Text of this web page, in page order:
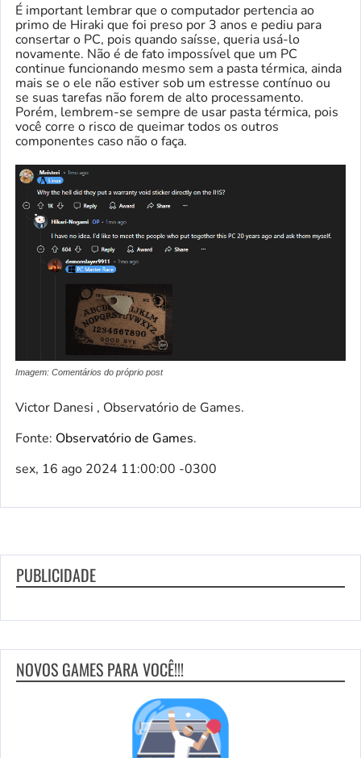
É important lembrar que o computador pertencia ao
primo de Hiraki que foi preso por 3 anos e pediu para
consertar o PC, pois quando saísse, queria usá-lo
novamente. Não é de fato impossível que um PC
continue funcionando mesmo sem a pasta térmica, ainda
mais se o ele não estiver sob um estresse contínuo ou
se suas tarefas não forem de alto processamento.
Porém, lembrem-se sempre de usar pasta térmica, pois
você corre o risco de queimar todos os outros
componentes caso não o faça.
Imagem: Comentários do próprio post
Victor Danesi , Observatório de Games.
Fonte: Observatório de Games.
sex, 16 ago 2024 11:00:00 -0300
PUBLICIDADE
NOVOS GAMES PARA VOCÊ!!!